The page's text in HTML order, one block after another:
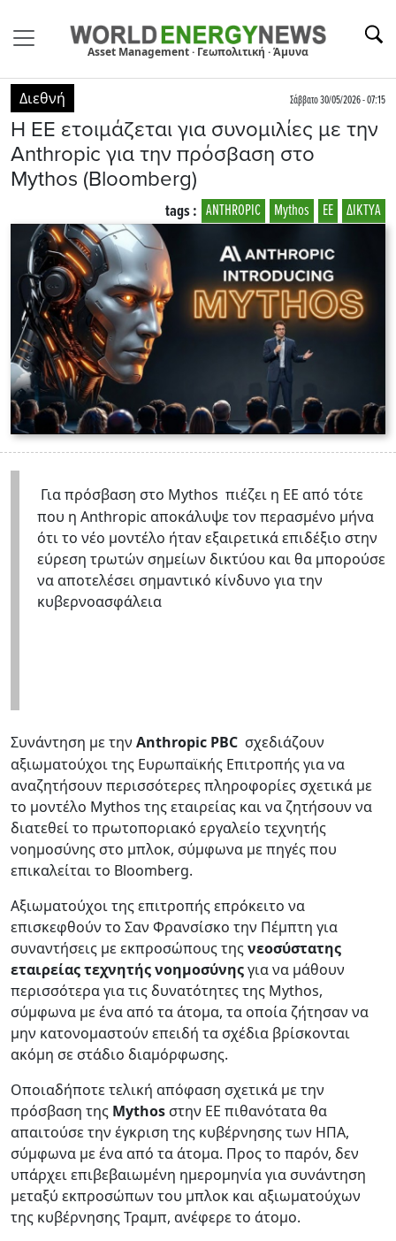
Asset Management · Γεωπολιτική · Άμυνα
Διεθνή Σάββατο 30/05/2026 - 07:15
Η ΕΕ ετοιμάζεται για συνομιλίες με την
Anthropic για την πρόσβαση στο
Mythos (Bloomberg)
ΔΙΚΤΥΑ
EE
Mythos
ANTHROPIC
tags :
Για πρόσβαση στο Mythos πιέζει η ΕΕ από τότε
που η Anthropic αποκάλυψε τον περασμένο μήνα
ότι το νέο μοντέλο ήταν εξαιρετικά επιδέξιο στην
εύρεση τρωτών σημείων δικτύου και θα μπορούσε
να αποτελέσει σημαντικό κίνδυνο για την
κυβερνοασφάλεια
Συνάντηση με την Anthropic PBC σχεδιάζουν
αξιωματούχοι της Ευρωπαϊκής Επιτροπής για να
αναζητήσουν περισσότερες πληροφορίες σχετικά με
το μοντέλο Mythos της εταιρείας και να ζητήσουν να
διατεθεί το πρωτοποριακό εργαλείο τεχνητής
νοημοσύνης στο μπλοκ, σύμφωνα με πηγές που
επικαλείται το Bloomberg.
Αξιωματούχοι της επιτροπής επρόκειτο να
επισκεφθούν το Σαν Φρανσίσκο την Πέμπτη για
συναντήσεις με εκπροσώπους τηςνεοσύστατης
εταιρείας τεχνητής νοημοσύνηςγια να μάθουν
περισσότερα για τις δυνατότητες της Mythos,
σύμφωνα με ένα από τα άτομα, τα οποία ζήτησαν να
μην κατονομαστούν επειδή τα σχέδια βρίσκονται
ακόμη σε στάδιο διαμόρφωσης.
Οποιαδήποτε τελική απόφαση σχετικά με την
πρόσβαση της Mythos στην ΕΕ πιθανότατα θα
απαιτούσε την έγκριση της κυβέρνησης των ΗΠΑ,
σύμφωνα με ένα από τα άτομα. Προς το παρόν, δεν
υπάρχει επιβεβαιωμένη ημερομηνία για συνάντηση
μεταξύ εκπροσώπων του μπλοκ και αξιωματούχων
της κυβέρνησης Τραμπ, ανέφερε το άτομο.